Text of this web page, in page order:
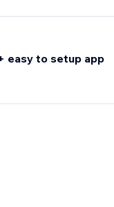
easy to setup app